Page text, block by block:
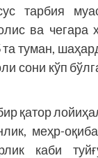
тарбия
ва чегара
туман,
сони кўп
қатор
меҳр-
каби